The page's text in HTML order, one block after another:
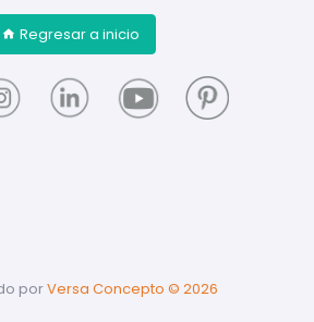
Regresar a inicio
porVersa Concepto © 2026